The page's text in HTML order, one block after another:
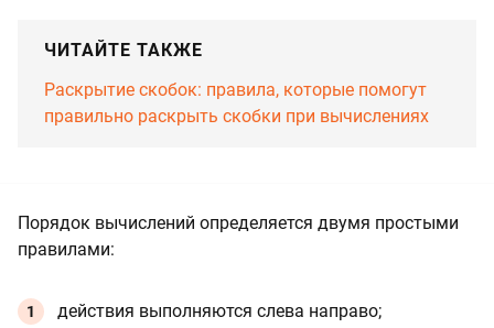
ЧИТАЙТЕ ТАКЖЕ
Раскрытие скобок: правила, которые помогут
правильно раскрыть скобки при вычислениях
Порядок вычислений определяется двумя простыми
правилами:
действия выполняются слева направо;